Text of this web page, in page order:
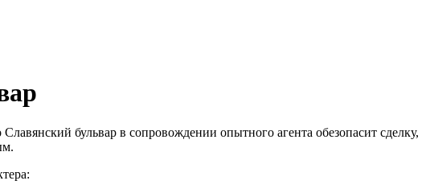
бульвар в сопровождении опытного агента обезопасит сделку,